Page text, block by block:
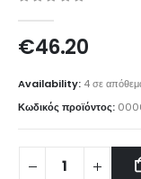
€46.20
Availability: 4 σε
Κωδικός προϊόντος: